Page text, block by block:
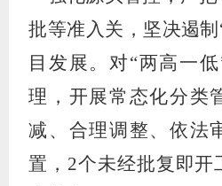
批等准入关，坚决遏制
目发展。对“两高一低
理，开展常态化分类
减、合理调整、依法
置 ， 2个未经批复即开